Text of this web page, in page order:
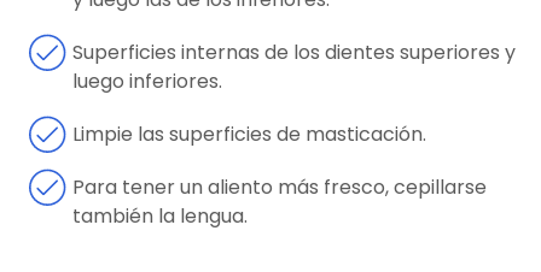
Superficies internas de los dientes superiores y
luego inferiores.
Limpie las superficies de masticación.
Para tener un aliento más fresco, cepillarse
también la lengua.